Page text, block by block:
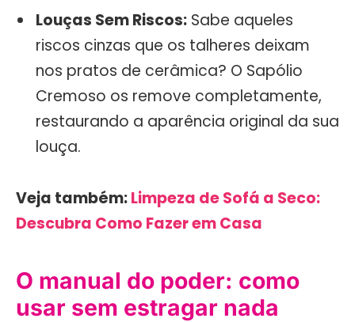
Louças Sem Riscos: Sabe aqueles
riscos cinzas que os talheres deixam
nos pratos de cerâmica? O Sapólio
Cremoso os remove completamente,
restaurando a aparência original da sua
louça.
Veja também:Limpeza de Sofá a Seco:
Descubra Como Fazer em Casa
O manual do poder: como
usar sem estragar nada